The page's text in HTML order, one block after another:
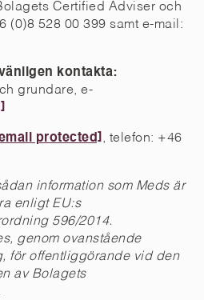
Certified Adviser och
(0)8 528 00 399 samt e-mail:
kontakta:
grundare, e-
protected] , telefon: +46
information som Meds är
enligt EU:s
596/2014.
genom ovanstående
för offentliggörande vid den
av Bolagets